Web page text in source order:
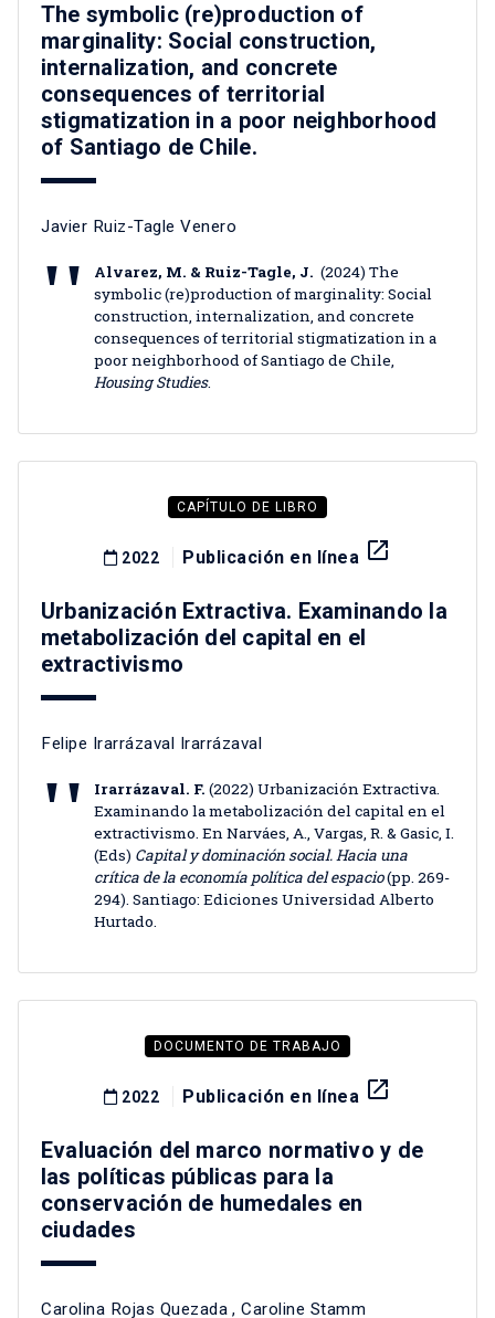
The symbolic (re)production of
marginality: Social construction,
internalization, and concrete
consequences of territorial
stigmatization in a poor neighborhood
of Santiago de Chile.
Javier Ruiz-Tagle Venero
Alvarez, M. & Ruiz-Tagle, J. (2024) The
symbolic (re)production of marginality: Social
construction, internalization, and concrete
consequences of territorial stigmatization in a
poor neighborhood of Santiago de Chile,
Housing Studies.
CAPÍTULO DE LIBRO
2022 Publicación en línea launch
Urbanización Extractiva. Examinando la
metabolización del capital en el
extractivismo
Felipe Irarrázaval Irarrázaval
Irarrázaval. F. (2022) Urbanización Extractiva.
Examinando la metabolización del capital en el
extractivismo. En Narváes, A., Vargas, R. & Gasic, I.
(Eds) Capital y dominación social. Hacia una
crítica de la economía política del espacio(pp. 269-
294). Santiago: Ediciones Universidad Alberto
Hurtado.
DOCUMENTO DE TRABAJO
2022 Publicación en línea launch
Evaluación del marco normativo y de
las políticas públicas para la
conservación de humedales en
ciudades
Carolina Rojas Quezada , Caroline Stamm